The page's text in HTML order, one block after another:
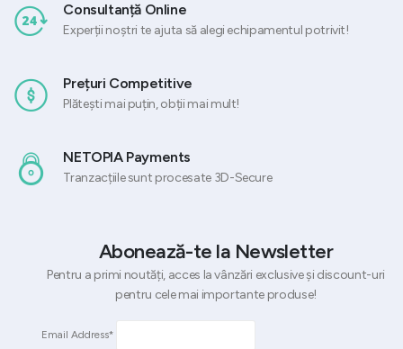
Consultanță Online
Experții noștri te ajuta să alegi echipamentul potrivit!
Prețuri Competitive
Plătești mai puțin, obții mai mult!
NETOPIA Payments
Tranzacțiile sunt procesate 3D-Secure
Abonează-te la Newsletter
Pentru a primi noutăți, acces la vânzări exclusive și discount-uri
pentru cele mai importante produse!
Email Address*